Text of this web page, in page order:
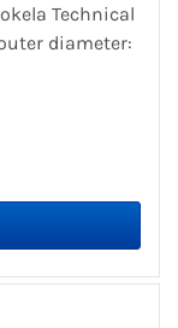
Technical
diameter: